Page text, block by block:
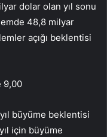
dolar olan yıl sonu
48,8 milyar
açığı beklentisi
9,00
büyüme beklentisi
için büyüme